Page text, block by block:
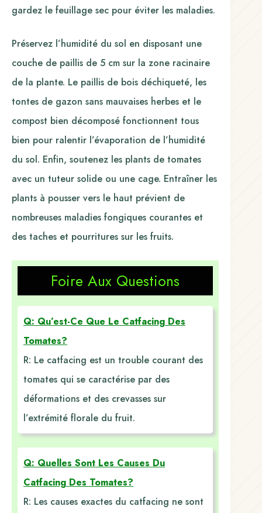
gardez le feuillage sec pour éviter les maladies.
Préservez l’humidité du sol en disposant une
couche de paillis de 5 cm sur la zone racinaire
de la plante. Le paillis de bois déchiqueté, les
tontes de gazon sans mauvaises herbes et le
compost bien décomposé fonctionnent tous
bien pour ralentir l’évaporation de l’humidité
du sol. Enfin, soutenez les plants de tomates
avec un tuteur solide ou une cage. Entraîner les
plants à pousser vers le haut prévient de
nombreuses maladies fongiques courantes et
des taches et pourritures sur les fruits.
Foire Aux Questions
Q: Qu’est-Ce Que Le Catfacing Des
Tomates?
R: Le catfacing est un trouble courant des
tomates qui se caractérise par des
déformations et des crevasses sur
l’extrémité florale du fruit.
Q: Quelles Sont Les Causes Du
Catfacing Des Tomates?
R: Les causes exactes du catfacing ne sont